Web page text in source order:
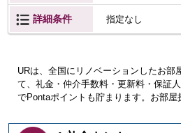
詳細条件 指定なし
URは、全国にリノベーションしたお部
て、礼金・仲介手数料・更新料・保証
でPontaポイントも貯まります。お部屋